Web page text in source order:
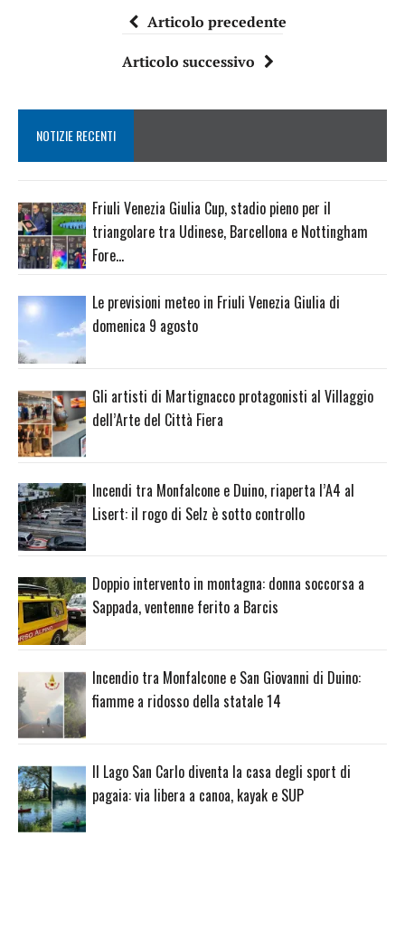
Articolo precedente
Articolo successivo
NOTIZIE RECENTI
Friuli Venezia Giulia Cup, stadio pieno per il
triangolare tra Udinese, Barcellona e Nottingham
Fore…
Le previsioni meteo in Friuli Venezia Giulia di
domenica 9 agosto
Gli artisti di Martignacco protagonisti al Villaggio
dell’Arte del Città Fiera
Incendi tra Monfalcone e Duino, riaperta l’A4 al
Lisert: il rogo di Selz è sotto controllo
Doppio intervento in montagna: donna soccorsa a
Sappada, ventenne ferito a Barcis
Incendio tra Monfalcone e San Giovanni di Duino:
fiamme a ridosso della statale 14
Il Lago San Carlo diventa la casa degli sport di
pagaia: via libera a canoa, kayak e SUP